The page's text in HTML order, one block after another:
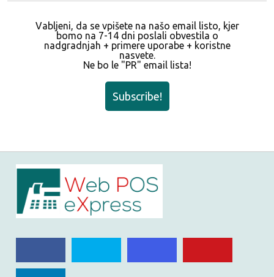
Vabljeni, da se vpišete na našo email listo, kjer
bomo na 7-14 dni poslali obvestila o
nadgradnjah + primere uporabe + koristne
nasvete.
Ne bo le "PR" email lista!
Subscribe!